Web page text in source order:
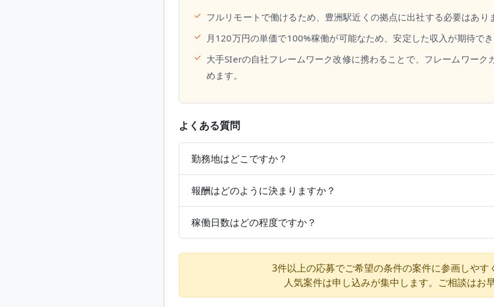
✓ フルリモートで働けるため、豊洲駅近くの拠点に出社する必要はあり
✓ 月120万円の単価で100%稼働が可能なため、安定した収入が期待でき
✓ 大手SIerの自社フレームワーク改修に携わることで、フレームワーク
めます。
よくある質問
勤務地はどこですか？
報酬はどのように決まりますか？
稼働日数はどの程度ですか？
3件以上の応募でご希望の条件の案件に参画しやす
人気案件は申し込みが集中します。ご相談はお